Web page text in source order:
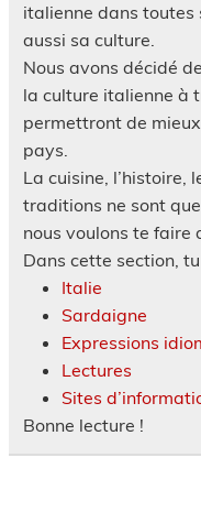
italienne dans toutes
aussi sa culture.
Nous avons décidé
la culture italienne à
permettront de
pays.
La cuisine, l’histoire,
traditions ne sont
nous voulons te faire
Dans cette section,
Italie
Sardaigne
Expressions
Lectures
Sites
Bonne lecture !